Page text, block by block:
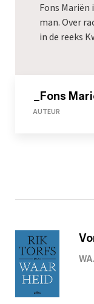
Fons
man. Over
in de reeks
_Fons
AUTEUR